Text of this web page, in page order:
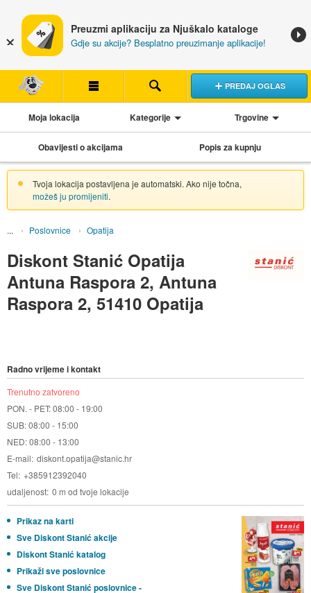
Preuzmi aplikaciju za Njuškalo kataloge
Gdje su akcije? Besplatno preuzimanje aplikacije!
PREDAJ OGLAS
Moja lokacija Kategorije Trgovine
Obavijesti o akcijama Popis za kupnju
Tvoja lokacija postavljena je automatski. Ako nije točna,
možeš ju promijeniti.
Poslovnice Opatija
Diskont Stanić Opatija
Antuna Raspora 2, Antuna
Raspora 2, 51410 Opatija
Radno vrijeme i kontakt
Trenutno zatvoreno
PON. - PET: 08:00 - 19:00
SUB: 08:00 - 15:00
NED: 08:00 - 13:00
E-mail diskont.opatija@stanic.hr
Tel +385912392040
udaljenost 0 m od tvoje lokacije
Prikaz na karti
Sve Diskont Stanić akcije
Diskont Stanić katalog
Prikaži sve poslovnice
Sve Diskont Stanić poslovnice -